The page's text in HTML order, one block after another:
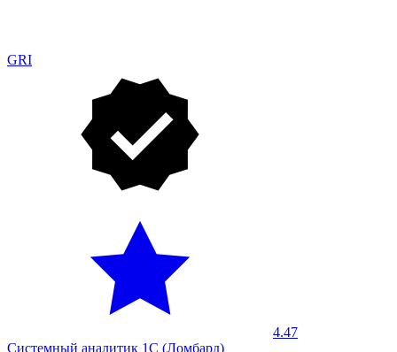
GRI
4.47
Системный аналитик 1С (Ломбард)